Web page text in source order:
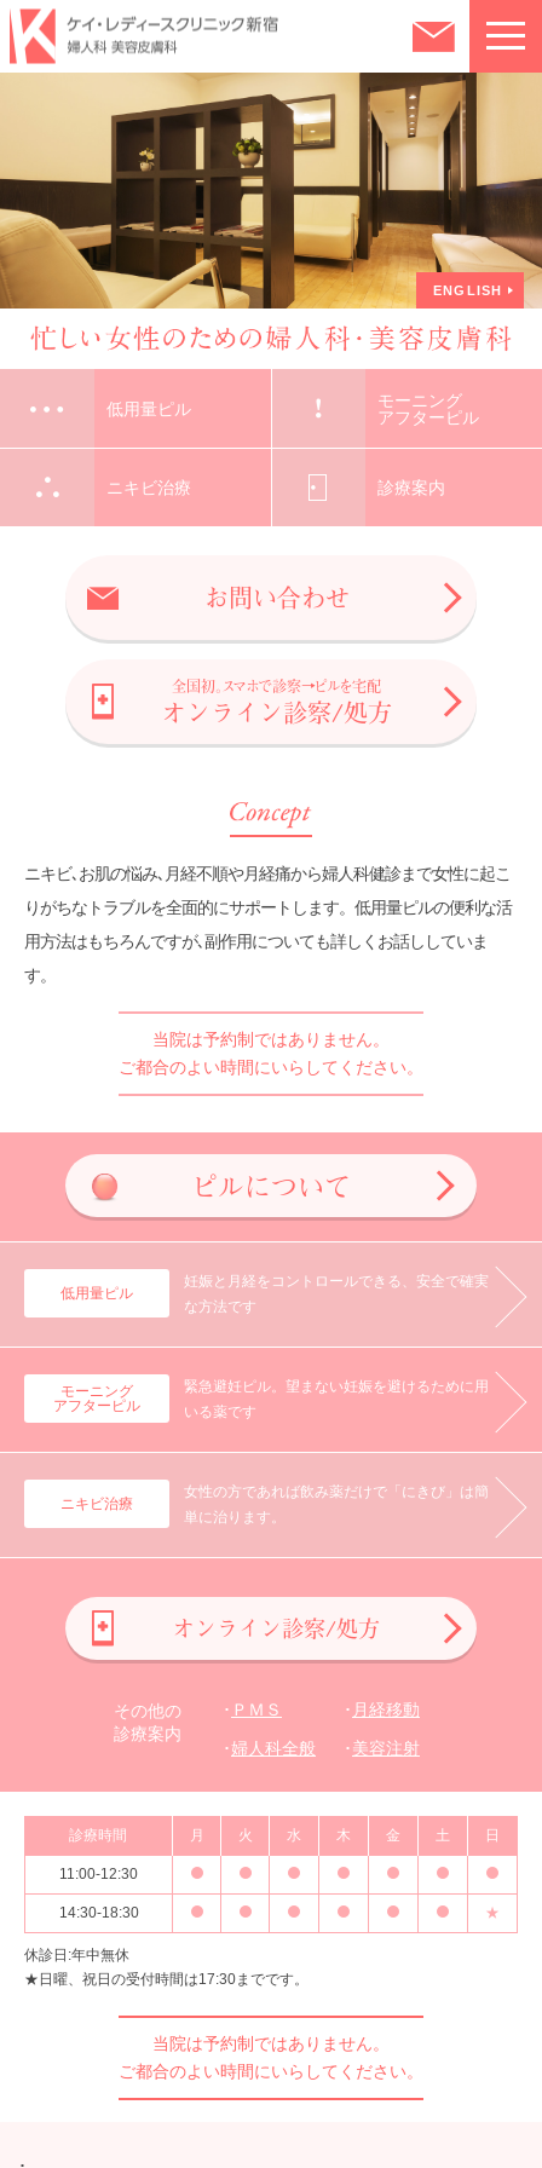
クリニック紹介
ピルについて
ピルとは？
低用量ピル
モーニング アフターピル
ニキビ治療
ピルのオンライン処方
診療案内・費用
婦人科（自費診療）
婦人科（保険診療）
よくある質問
アクセス・診療時間
メール相談
オンライン診察/処方 スタッフ募集
ENGLISH
ENGLISH
低用量ピル
モーニング
アフターピル
ニキビ治療 診療案内
お問い合わせ
全国初。スマホで診察→ピルを宅配
オンライン診察/処方
ニキビ､お肌の悩み､月経不順や月経痛から婦人科健診まで女性に起こ
りがちなトラブルを全面的にサポートします。 低用量ピルの便利な活
用方法はもちろんですが､副作用についても詳しくお話ししていま
す。
当院は予約制ではありません。
ご都合のよい時間にいらしてください。
ピルについて
低用量ピル
妊娠と月経を コントロールできる、 安全で確実
な方法です
モーニング
アフターピル
緊急避妊ピル。 望まない妊娠を避けるために用
いる薬です
ニキビ治療
女性の方であれば飲み薬だけで「にきび」は簡
単に治ります。
その他の
診療案内
ＰＭＳ
月経移動
婦人科全般
美容注射
オンライン診察/処方
診療時間 月 火 水 木 金 土 日
11:00-12:30
14:30-18:30 ★
休診日:年中無休
★日曜、祝日の受付時間は17:30までです。
当院は予約制ではありません。
ご都合のよい時間にいらしてください。